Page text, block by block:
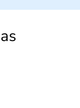
1945 que son
le respect des
au travers des